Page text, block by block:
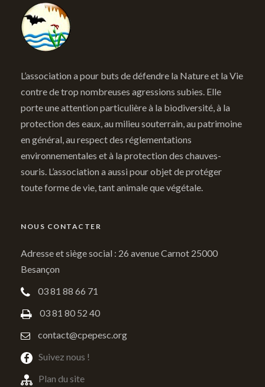
L’association a pour buts de défendre la Nature et la Vie
contre de trop nombreuses agressions subies. Elle
porte une attention particulière à la biodiversité, à la
protection des eaux, au milieu souterrain, au patrimoine
en général, au respect des réglementations
environnementales et à la protection des chauves-
souris. L’association a aussi pour objet de protéger
toute forme de vie, tant animale que végétale.
NOUS CONTACTER
Adresse et siège social : 26 avenue Carnot 25000
Besançon
03 81 88 66 71
03 81 80 52 40
contact@cpepesc.org
Suivez nous !
Plan du site